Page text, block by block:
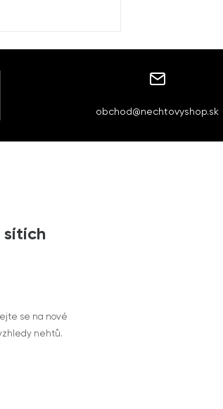
obchod@nechtovyshop.sk
sítích
se na nové
nehtů.